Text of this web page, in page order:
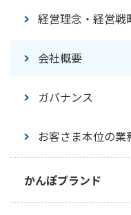
かんぽジャンクショ
経営理念・経営戦
会社概要
ガバナンス
お客さま本位の
かんぽブランド